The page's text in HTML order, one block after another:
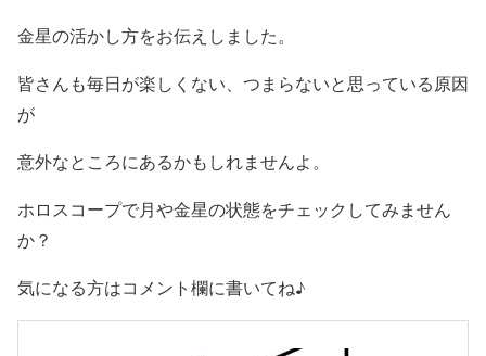
金星の活かし方をお伝えしました。
皆さんも毎日が楽しくない、つまらないと思っている原因
が
意外なところにあるかもしれませんよ。
ホロスコープで月や金星の状態をチェックしてみません
か？
気になる方はコメント欄に書いてね♪